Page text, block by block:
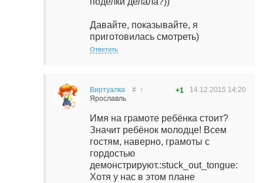
Давайте, показывайте, я
приготовилась смотреть)
Ответить
Виртуалка
Ярославль
14.12.2015 14:20
# ↑ +1
Имя на грамоте ребёнка стоит?
Значит ребёнок молодце! Всем
гостям, наверно, грамоты с
гордостью
демонстрируют.:stuck_out_tongue:
Хотя у нас в этом плане